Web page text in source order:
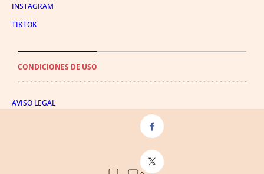
INSTAGRAM
TIKTOK
CONDICIONES DE USO
AVISO LEGAL